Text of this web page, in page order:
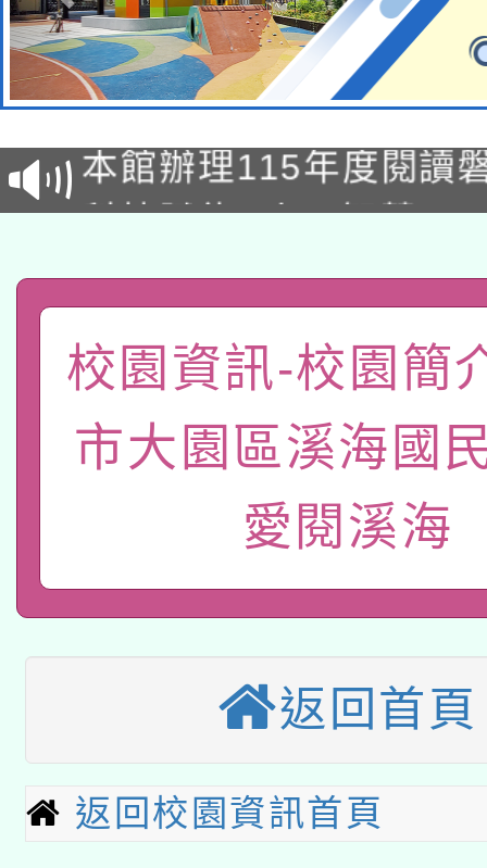
適應運動共學行動站研
本館辦理115年度閱讀
暨閱讀推動專業研習
科技賦能─人工智慧
礎課程
「數位內容與教學軟體
pilot」
有關大陸委員會函釋公
薪期間赴陸應申請許可
轉知經濟部水利署委託
用水績優單位及節水達
動」
115年8月22日(星期六
桃園市孔廟祈福系列
開 智慧啟航」
2026年桃園地景藝術
「2026桃園藝術巡演
關事宜
本館辦理115年度閱讀
暨閱讀推動專業研習
礎課程
A3數位素養講師名單
校園資訊-校園簡
市大園區溪海國
愛閱溪海
返回首頁
返回校園資訊首頁